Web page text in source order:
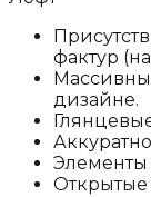
фактур
дизайне.
Элементы
Открытые